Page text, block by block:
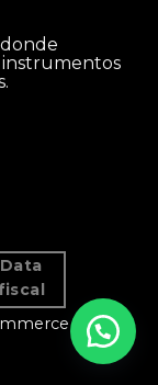
instrumentos
Data
fiscal